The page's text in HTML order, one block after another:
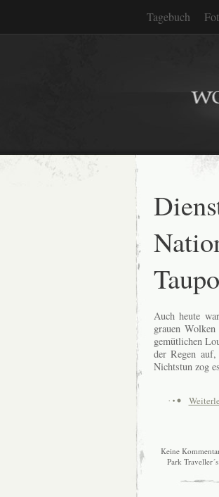
Tagebuch
Auch heute
grauen
gemütlichen
der Regen
Nichtstun zog
Keine
Park